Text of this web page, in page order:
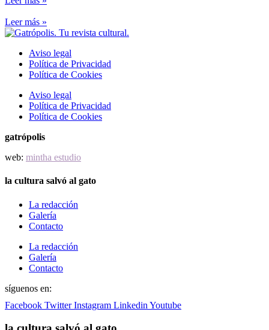
Leer más »
Aviso legal
Política de Privacidad
Política de Cookies
Aviso legal
Política de Privacidad
Política de Cookies
gatrópolis
web: mintha estudio
la cultura salvó al gato
La redacción
Galería
Contacto
La redacción
Galería
Contacto
síguenos en:
Facebook Twitter Instagram Linkedin Youtube